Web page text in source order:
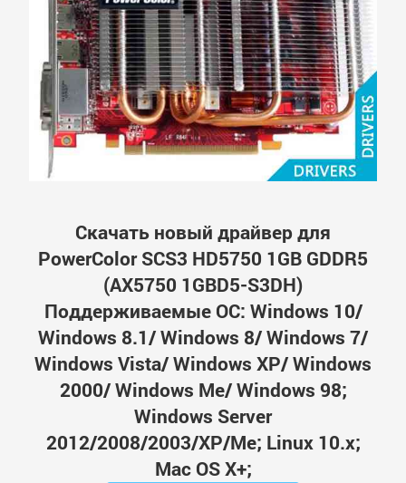
Скачать новый драйвер для
PowerColor SCS3 HD5750 1GB GDDR5
(AX5750 1GBD5-S3DH)
Поддерживаемые ОС: Windows 10/
Windows 8.1/ Windows 8/ Windows 7/
Windows Vista/ Windows XP/ Windows
2000/ Windows Me/ Windows 98;
Windows Server
2012/2008/2003/XP/Me; Linux 10.x;
Mac OS X+;